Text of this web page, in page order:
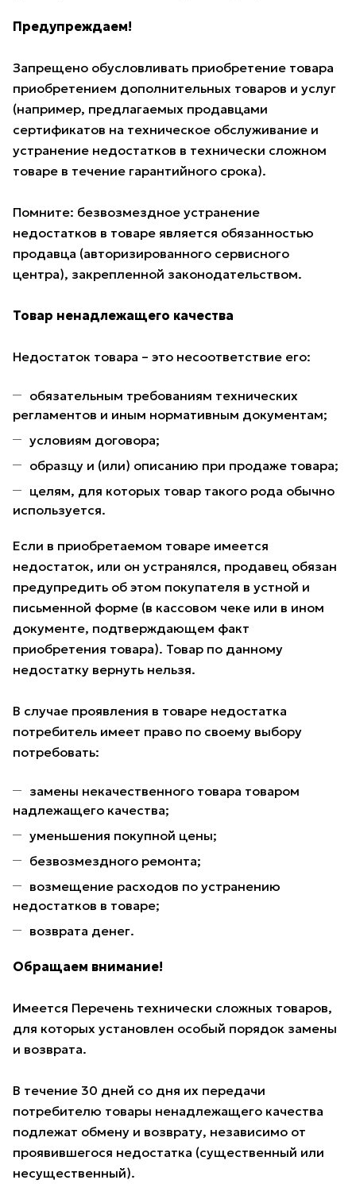
Предупреждаем!
Запрещено обусловливать приобретение товара
приобретением дополнительных товаров и услуг
(например, предлагаемых продавцами
сертификатов на техническое обслуживание и
устранение недостатков в технически сложном
товаре в течение гарантийного срока).
Помните: безвозмездное устранение
недостатков в товаре является обязанностью
продавца (авторизированного сервисного
центра), закрепленной законодательством.
Товар ненадлежащего качества
Недостаток товара – это несоответствие его:
обязательным требованиям технических
регламентов и иным нормативным документам;
условиям договора;
образцу и (или) описанию при продаже товара;
целям, для которых товар такого рода обычно
используется.
Если в приобретаемом товаре имеется
недостаток, или он устранялся, продавец обязан
предупредить об этом покупателя в устной и
письменной форме (в кассовом чеке или в ином
документе, подтверждающем факт
приобретения товара). Товар по данному
недостатку вернуть нельзя.
В случае проявления в товаре недостатка
потребитель имеет право по своему выбору
потребовать:
замены некачественного товара товаром
надлежащего качества;
уменьшения покупной цены;
безвозмездного ремонта;
возмещение расходов по устранению
недостатков в товаре;
возврата денег.
Обращаем внимание!
Имеется Перечень технически сложных товаров,
для которых установлен особый порядок замены
и возврата.
В течение 30 дней со дня их передачи
потребителю товары ненадлежащего качества
подлежат обмену и возврату, независимо от
проявившегося недостатка (существенный или
несущественный).